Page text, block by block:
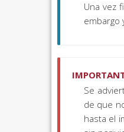
Una vez
embargo
Se
de que
hasta el